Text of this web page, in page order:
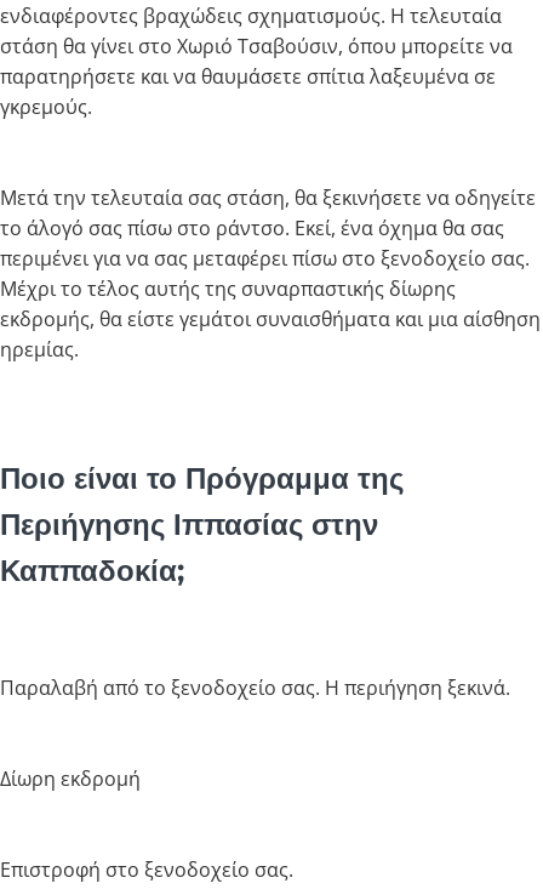
ενδιαφέροντες βραχώδεις σχηματισμούς. Η τελευταία
στάση θα γίνει στο Χωριό Τσαβούσιν, όπου μπορείτε να
παρατηρήσετε και να θαυμάσετε σπίτια λαξευμένα σε
γκρεμούς.
Μετά την τελευταία σας στάση, θα ξεκινήσετε να οδηγείτε
το άλογό σας πίσω στο ράντσο. Εκεί, ένα όχημα θα σας
περιμένει για να σας μεταφέρει πίσω στο ξενοδοχείο σας.
Μέχρι το τέλος αυτής της συναρπαστικής δίωρης
εκδρομής, θα είστε γεμάτοι συναισθήματα και μια αίσθηση
ηρεμίας.
Ποιο είναι το Πρόγραμμα της
Περιήγησης Ιππασίας στην
Καππαδοκία;
Παραλαβή από το ξενοδοχείο σας. Η περιήγηση ξεκινά.
Δίωρη εκδρομή
Επιστροφή στο ξενοδοχείο σας.